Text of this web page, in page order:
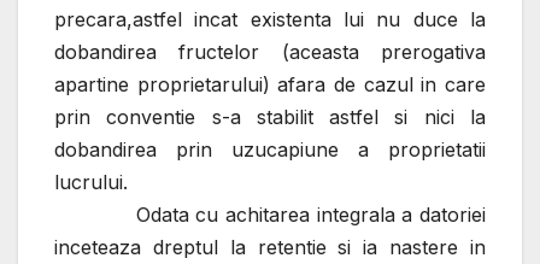
precara,astfel incat existenta lui nu duce la
dobandirea fructelor (aceasta prerogativa
apartine proprietarului) afara de cazul in care
prin conventie s-a stabilit astfel si nici la
dobandirea prin uzucapiune a proprietatii
lucrului.
Odata cu achitarea integrala a datoriei
inceteaza dreptul la retentie si ia nastere in